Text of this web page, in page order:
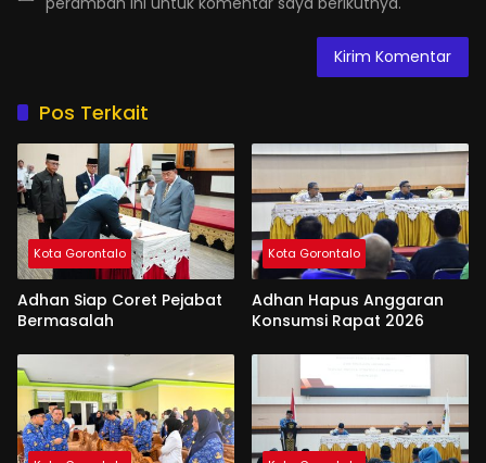
Pos Terkait
Kota Gorontalo
Adhan Siap Coret Pejabat
Bermasalah
Kota Gorontalo
Adhan Hapus Anggaran
Konsumsi Rapat 2026